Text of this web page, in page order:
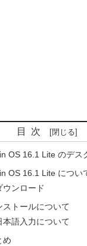
目次
OS 16.1 Lite のデス
OS 16.1 Lite につい
ウンロード
ストールについて
本語入力について
め